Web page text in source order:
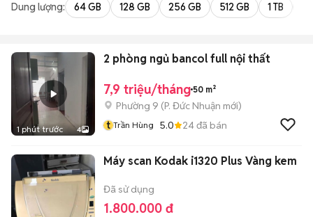
Dung lượng: 64 GB 128 GB 256 GB 512 GB 1 TB
1 phút trước 4
2 phòng ngủ bancol full nội thất
7,9 triệu/tháng 50 m²
Phường 9 (P. Đức Nhuận mới)
t Trần Hùng 5.0 24đã bán
Máy scan Kodak i1320 Plus Vàng kem
Đã sử dụng
1.800.000 đ